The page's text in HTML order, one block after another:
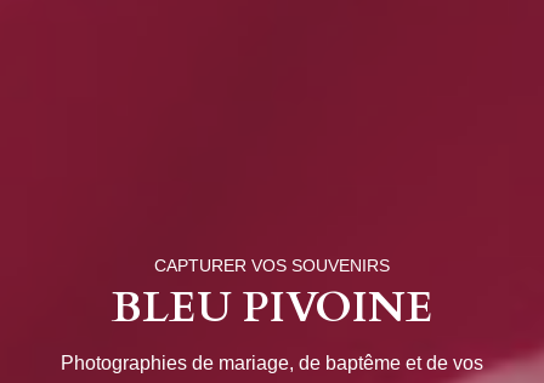
CAPTURER VOS SOUVENIRS
BLEU PIVOINE
Photographies de mariage, de baptême et de vos